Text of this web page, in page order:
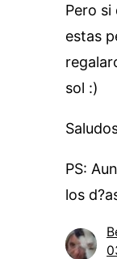
Pero
estas
sol :)
PS:
los